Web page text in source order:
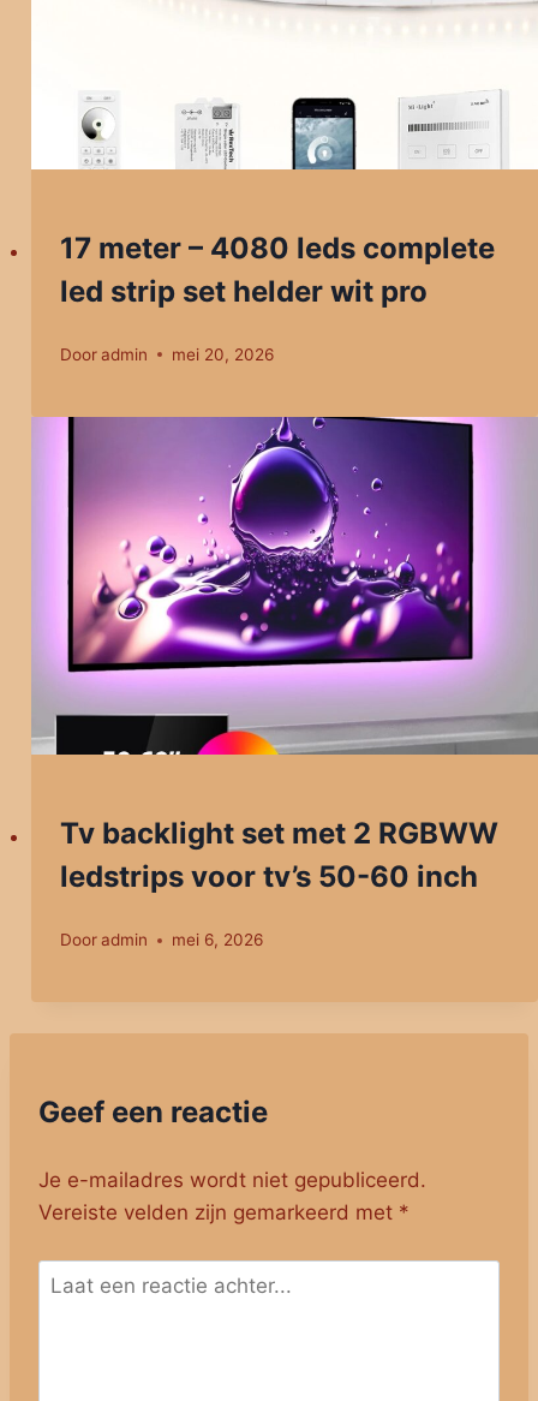
17 meter – 4080 leds complete
led strip set helder wit pro
Door admin mei 20, 2026
Tv backlight set met 2 RGBWW
ledstrips voor tv’s 50-60 inch
Door admin mei 6, 2026
Geef een reactie
Je e-mailadres wordt niet gepubliceerd.
Vereiste velden zijn gemarkeerd met *